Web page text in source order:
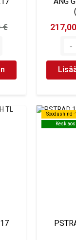
€
Soodushind -
Kesklaos
Soodushind -
Kesklaos